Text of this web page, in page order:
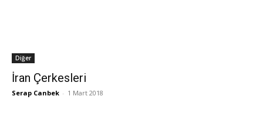
Diğer
İran Çerkesleri
Serap Canbek - 1 Mart 2018